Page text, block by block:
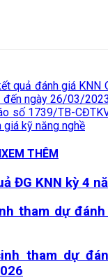
quả đánh giá KNN
ngày 26/03/
số 1739/TB-
kỹ năng nghề
XEM THÊM
ĐG KNN kỳ 4
tham dự
tham dự